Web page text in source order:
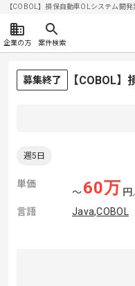
【COBOL】損保自動車OLシステム開
企業の方 案件検索
募集終了 【COBOL
週5日
単価
〜60万 円
言語
Java,COBOL